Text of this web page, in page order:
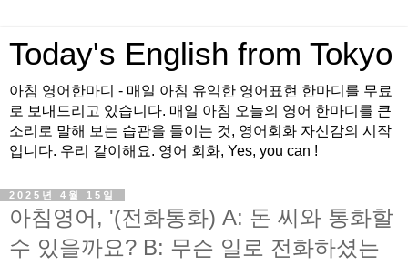
Today's English from Tokyo
아침 영어한마디 - 매일 아침 유익한 영어표현 한마디를 무료
로 보내드리고 있습니다. 매일 아침 오늘의 영어 한마디를 큰
소리로 말해 보는 습관을 들이는 것, 영어회화 자신감의 시작
입니다. 우리 같이해요. 영어 회화, Yes, you can !
2025년 4월 15일
아침영어, '(전화통화) A: 돈 씨와 통화할
수 있을까요? B: 무슨 일로 전화하셨는